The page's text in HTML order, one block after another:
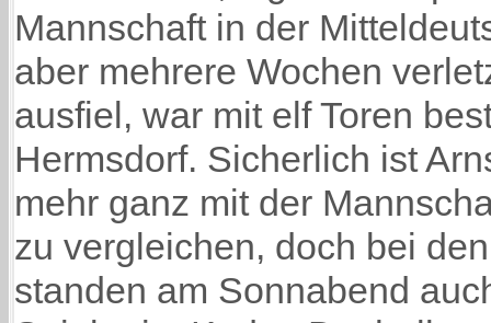
Mannschaft in der
aber mehrere Wochen
ausfiel, war mit elf Toren
Hermsdorf. Sicherlich ist
mehr ganz mit der
zu vergleichen, doch bei
standen am Sonnabend